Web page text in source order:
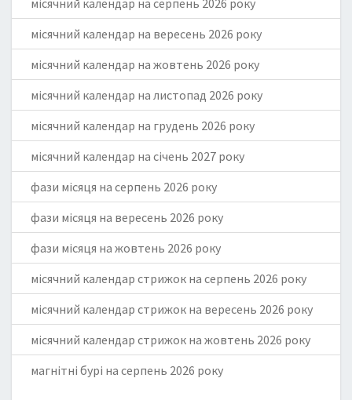
місячний календар на серпень 2026 року
місячний календар на вересень 2026 року
місячний календар на жовтень 2026 року
місячний календар на листопад 2026 року
місячний календар на грудень 2026 року
місячний календар на січень 2027 року
фази місяця на серпень 2026 року
фази місяця на вересень 2026 року
фази місяця на жовтень 2026 року
місячний календар стрижок на серпень 2026 року
місячний календар стрижок на вересень 2026 року
місячний календар стрижок на жовтень 2026 року
магнітні бурі на серпень 2026 року